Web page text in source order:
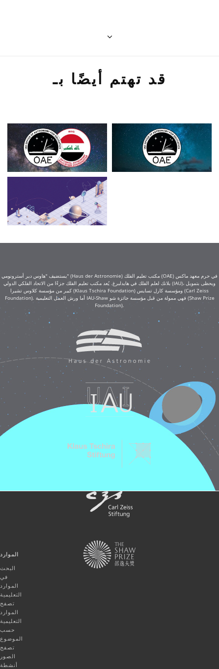
قد تهتم أيضًا بـ
يستضيف "هاوس دير أسترونومي" (Haus der Astronomie) مكتب تعليم الفلك (OAE) في حرم معهد ماكس
بلانك لعلم الفلك في هايدلبرغ. يُعد مكتب تعليم الفلك جزءًا من الاتحاد الفلكي الدولي (IAU)، ويحظى بتمويل
كبير من مؤسسة كلاوس تشيرا (Klaus Tschira Foundation) ومؤسسة كارل تسايس (Carl Zeiss
Foundation). أما ورش العمل التعليمية IAU-Shaw فهي ممولة من قبل مؤسسة جائزة شو (Shaw Prize
Foundation).
الموارد
البحث
في
الموارد
التعليمية
تصفح
الموارد
التعليمية
حسب
الموضوع
تصفح
الصور
أنشطة